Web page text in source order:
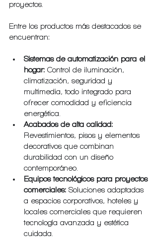
proyectos.
Entre los productos más destacados se
encuentran:
Sistemas de automatización para el
hogar: Control de iluminación,
climatización, seguridad y
multimedia, todo integrado para
ofrecer comodidad y eficiencia
energética.
Acabados de alta calidad:
Revestimientos, pisos y elementos
decorativos que combinan
durabilidad con un diseño
contemporáneo.
Equipos tecnológicos para proyectos
comerciales: Soluciones adaptadas
a espacios corporativos, hoteles y
locales comerciales que requieren
tecnología avanzada y estética
cuidada.